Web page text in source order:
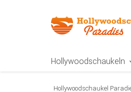
Hollywoodschaukeln
Hollywoodschaukel